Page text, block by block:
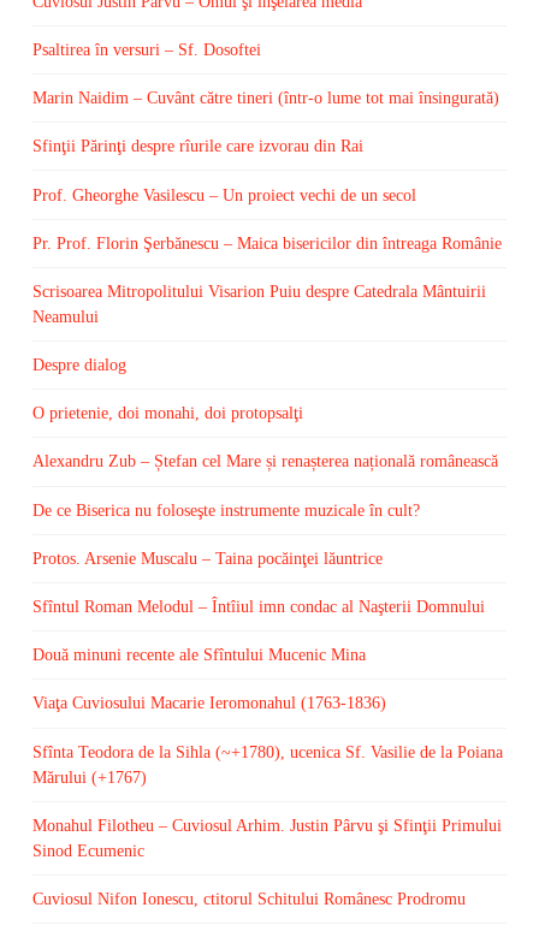
Psaltirea în versuri – Sf. Dosoftei
Marin Naidim – Cuvânt către tineri (într-o lume tot mai însingurată)
Sfinţii Părinţi despre rîurile care izvorau din Rai
Prof. Gheorghe Vasilescu – Un proiect vechi de un secol
Pr. Prof. Florin Şerbănescu – Maica bisericilor din întreaga Românie
Scrisoarea Mitropolitului Visarion Puiu despre Catedrala Mântuirii
Neamului
Despre dialog
O prietenie, doi monahi, doi protopsalţi
Alexandru Zub – Ștefan cel Mare și renașterea națională românească
De ce Biserica nu foloseşte instrumente muzicale în cult?
Protos. Arsenie Muscalu – Taina pocăinţei lăuntrice
Sfîntul Roman Melodul – Întîiul imn condac al Naşterii Domnului
Două minuni recente ale Sfîntului Mucenic Mina
Viaţa Cuviosului Macarie Ieromonahul (1763-1836)
Sfînta Teodora de la Sihla (~+1780), ucenica Sf. Vasilie de la Poiana
Mărului (+1767)
Monahul Filotheu – Cuviosul Arhim. Justin Pârvu şi Sfinţii Primului
Sinod Ecumenic
Cuviosul Nifon Ionescu, ctitorul Schitului Românesc Prodromu